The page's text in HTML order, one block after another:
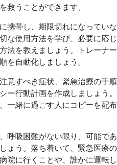
救うことができます。
携帯し、期限切れになっていな
な使用方法を学び、必要に応じ
法を教えましょう。トレーナー
を自動化しましょう。
意すべき症状、緊急治療の手順
ー行動計画を作成しましょう。
一緒に過ごす人にコピーを配布
呼吸困難がない限り、可能であ
ょう。落ち着いて、緊急医療の
院に行くことや、誰かに運転し